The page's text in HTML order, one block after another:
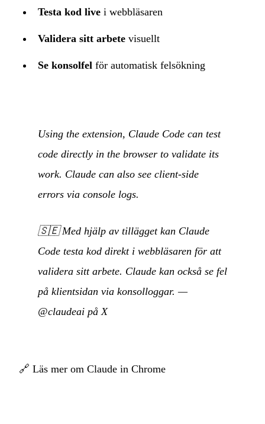
Testa kod live i webbläsaren
Validera sitt arbete visuellt
Se konsolfel för automatisk felsökning
Using the extension, Claude Code can test
code directly in the browser to validate its
work. Claude can also see client-side
errors via console logs.
🇸🇪Med hjälp av tillägget kan Claude
Code testa kod direkt i webbläsaren för att
validera sitt arbete. Claude kan också se fel
på klientsidan via konsolloggar. —
@claudeai på X
🔗 Läs mer om Claude in Chrome